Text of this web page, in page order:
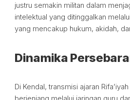
justru semakin militan dalam
intelektual yang ditinggalkan
yang mencakup hukum, akidah,
Dinamika
Di Kendal, transmisi ajaran